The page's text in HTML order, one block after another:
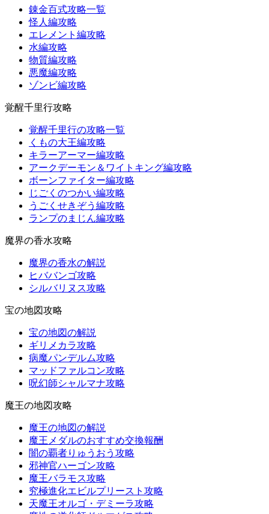
錬金百式攻略一覧
怪人編攻略
エレメント編攻略
水編攻略
物質編攻略
悪魔編攻略
ゾンビ編攻略
覚醒千里行攻略
覚醒千里行の攻略一覧
くもの大王編攻略
キラーアーマー編攻略
アークデーモン＆ワイトキング編攻略
ボーンファイター編攻略
じごくのつかい編攻略
うごくせきぞう編攻略
ランプのまじん編攻略
魔界の香水攻略
魔界の香水の解説
ヒババンゴ攻略
シルバリヌス攻略
宝の地図攻略
宝の地図の解説
ギリメカラ攻略
病魔パンデルム攻略
マッドファルコン攻略
呪幻師シャルマナ攻略
魔王の地図攻略
魔王の地図の解説
魔王メダルのおすすめ交換報酬
闇の覇者りゅうおう攻略
邪神官ハーゴン攻略
魔王バラモス攻略
究極進化エビルプリースト攻略
天魔王オルゴ・デミーラ攻略